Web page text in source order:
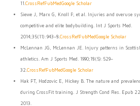
11.CrossRefPubMedGoogle Scholar
Siewe J, Marx G, Knoll P, et al. Injuries and overuse
competitive and elite bodybuilding. Int J Sports Med.
2014;35(11):943–8.CrossRefPubMedGoogle Scholar
McLennan JG, McLennan JE. Injury patterns in
athletics. Am J Sports Med. 1990;18(5):529–
32.CrossRefPubMedGoogle Scholar
Hak PT, Hodzovic E, Hickey B. The nature and
during CrossFit training. J Strength Cond Res. Epub
2013.